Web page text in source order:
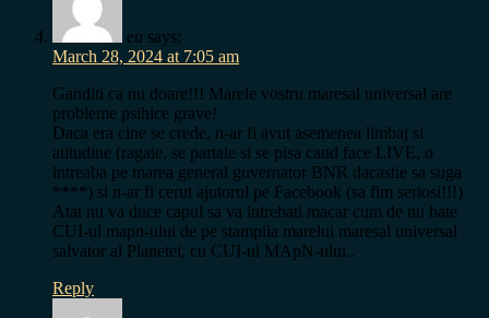
eu says:
March 28, 2024 at 7:05 am
Ganditi ca nu doare!!! Marele vostru maresal universal are
probleme psihice grave!
Daca era cine se crede, n-ar fi avut asemenea limbaj si
atitudine (ragaie, se partaie si se pisa cand face LIVE, o
intreaba pe marea general guvernator BNR dacastie sa suga
****) si n-ar fi cerut ajutorul pe Facebook (sa fim seriosi!!!)
Atat nu va duce capul sa va intrebati macar cum de nu bate
CUI-ul mapn-ului de pe stampila marelui maresal universal
salvator al Planetei, cu CUI-ul MApN-ului..
Reply